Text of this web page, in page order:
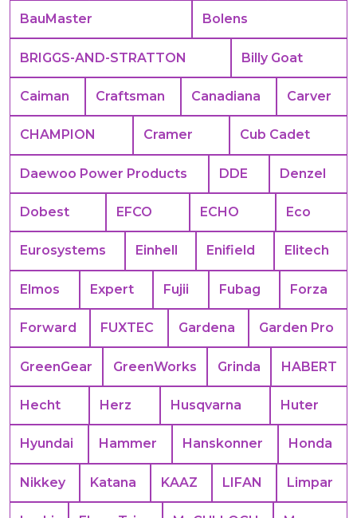
BauMaster Bolens
BRIGGS-AND-STRATTON Billy Goat
Caiman Craftsman Canadiana Carver
CHAMPION Cramer Cub Cadet
Daewoo Power Products DDE Denzel
Dobest EFCO ECHO Eco
Eurosystems Einhell Enifield Elitech
Elmos Expert Fujii Fubag Forza
Forward FUXTEC Gardena Garden Pro
GreenGear GreenWorks Grinda HABERT
Hecht Herz Husqvarna Huter
Hyundai Hammer Hanskonner Honda
Nikkey Katana KAAZ LIFAN Limpar